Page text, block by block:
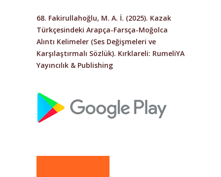
68. Fakirullahoğlu, M. A. İ. (2025). Kazak
Türkçesindeki Arapça-Farsça-Moğolca
Alıntı Kelimeler (Ses Değişmeleri ve
Karşılaştırmalı Sözlük). Kırklareli: RumeliYA
Yayıncılık & Publishing